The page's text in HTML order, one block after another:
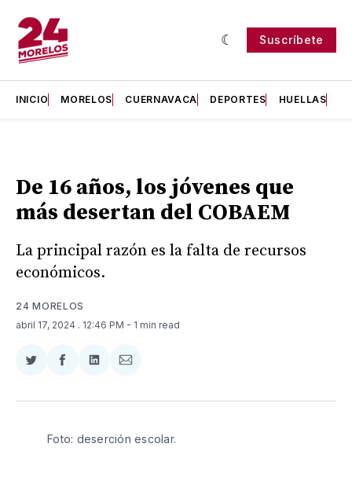
Suscríbete
INICIO MORELOS CUERNAVACA DEPORTES HUELLAS
De 16 años, los jóvenes que
más desertan del COBAEM
La principal razón es la falta de recursos
económicos.
24 MORELOS
abril 17, 2024 . 12:46 PM - 1 min read
Compartir
Twitter
Compartir
Facebook
Compartir
LinkedIn
Compartir
Email
Foto: deserción escolar.